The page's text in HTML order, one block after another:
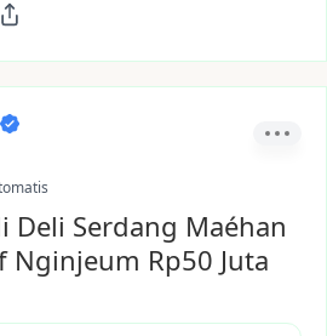
Deli Serdang Maéhan
Nginjeum Rp50 Juta